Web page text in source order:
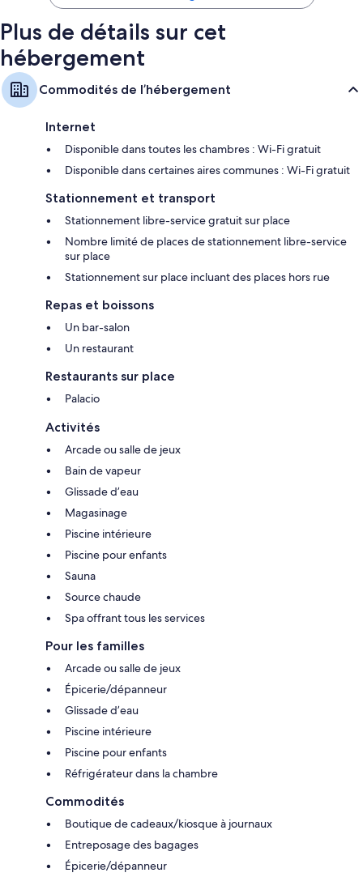
Plus de détails sur cet
hébergement
Commodités de l’hébergement
Internet
Disponible dans toutes les chambres : Wi-Fi gratuit
Disponible dans certaines aires communes : Wi-Fi gratuit
Stationnement et transport
Stationnement libre-service gratuit sur place
Nombre limité de places de stationnement libre-service
sur place
Stationnement sur place incluant des places hors rue
Repas et boissons
Un bar-salon
Un restaurant
Restaurants sur place
Palacio
Activités
Arcade ou salle de jeux
Bain de vapeur
Glissade d’eau
Magasinage
Piscine intérieure
Piscine pour enfants
Sauna
Source chaude
Spa offrant tous les services
Pour les familles
Arcade ou salle de jeux
Épicerie/dépanneur
Glissade d’eau
Piscine intérieure
Piscine pour enfants
Réfrigérateur dans la chambre
Commodités
Boutique de cadeaux/kiosque à journaux
Entreposage des bagages
Épicerie/dépanneur